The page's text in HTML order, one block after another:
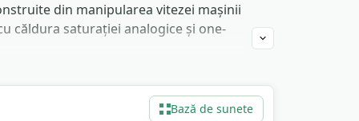
din manipularea vitezei mașinii
căldura saturației analogice și one-
loviturile inversate ca accente
de film stilizate. ImaginileBază de sunete